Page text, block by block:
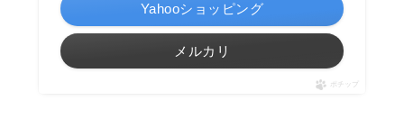
Yahooショッピング
メルカリ
ポチップ